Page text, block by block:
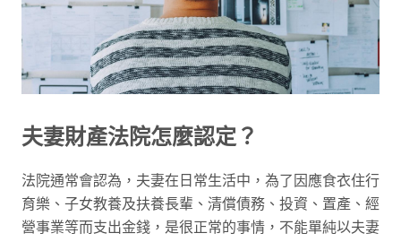
夫妻財產法院怎麼認定？
法院通常會認為，夫妻在日常生活中，為了因應食衣住行
育樂、子女教養及扶養長輩、清償債務、投資、置產、經
營事業等而支出金錢，是很正常的事情，不能單純以夫妻